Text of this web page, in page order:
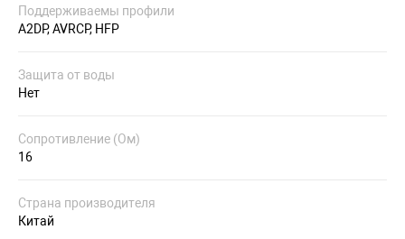
Поддерживаемы профили
A2DP, AVRCP, HFP
Защита от воды
Нет
Сопротивление (Ом)
16
Страна производителя
Китай